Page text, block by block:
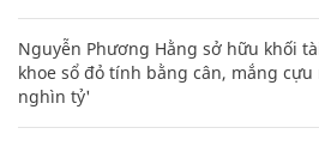
Nguyễn Phương Hằng sở hữu khối
khoe sổ đỏ tính bằng cân, mắng
nghìn tỷ'